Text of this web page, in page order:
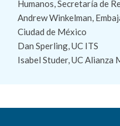
Humanos, Secretaría de
Andrew Winkelman,
Ciudad de México
Dan Sperling, UC ITS
Isabel Studer, UC Alianza